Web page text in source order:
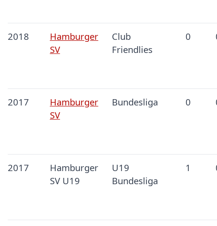
2018
Hamburger
SV
Club
Friendlies
0
2017
Hamburger
SV
Bundesliga 0
2017
Hamburger
SV U19
U19
Bundesliga
1